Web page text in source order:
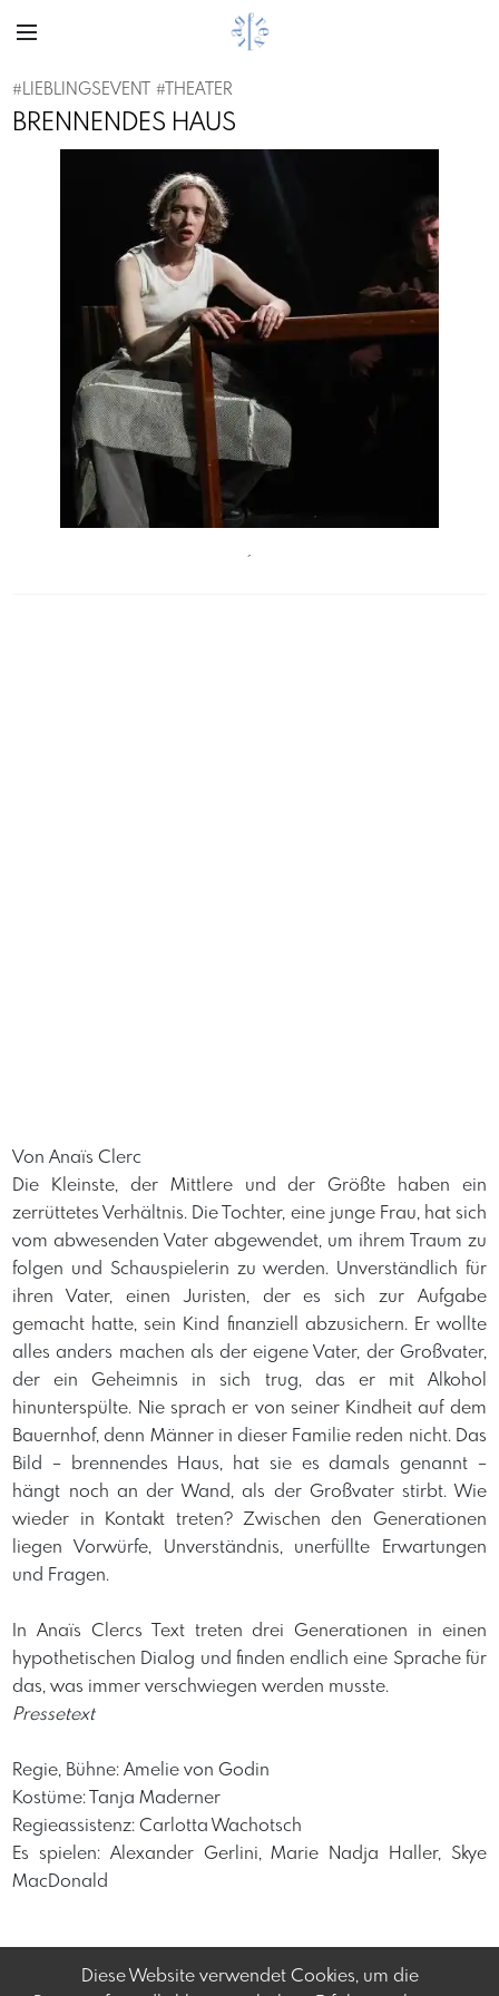
#LIEBLINGSEVENT # THEATER
BRENNENDES HAUS
Previous
´
Von Anaïs Clerc
Die Kleinste, der Mittlere und der Größte haben ein
zerrüttetes Verhältnis. Die Tochter, eine junge Frau, hat sich
vom abwesenden Vater abgewendet, um ihrem Traum zu
folgen und Schauspielerin zu werden. Unverständlich für
ihren Vater, einen Juristen, der es sich zur Aufgabe
gemacht hatte, sein Kind finanziell abzusichern. Er wollte
alles anders machen als der eigene Vater, der Großvater,
der ein Geheimnis in sich trug, das er mit Alkohol
hinunterspülte. Nie sprach er von seiner Kindheit auf dem
Bauernhof, denn Männer in dieser Familie reden nicht. Das
Bild – brennendes Haus, hat sie es damals genannt –
hängt noch an der Wand, als der Großvater stirbt. Wie
wieder in Kontakt treten? Zwischen den Generationen
liegen Vorwürfe, Unverständnis, unerfüllte Erwartungen
und Fragen.
In Anaïs Clercs Text treten drei Generationen in einen
hypothetischen Dialog und finden endlich eine Sprache für
das, was immer verschwiegen werden musste.
Pressetext
Regie, Bühne: Amelie von Godin
Kostüme: Tanja Maderner
Regieassistenz: Carlotta Wachotsch
Es spielen: Alexander Gerlini, Marie Nadja Haller, Skye
MacDonald
Diese Website verwendet Cookies, um die